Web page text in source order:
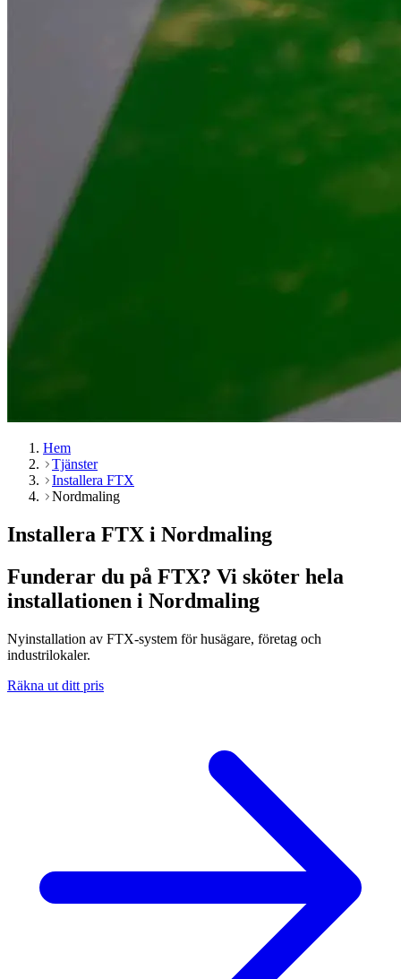
Hem
Tjänster
Installera FTX
Nordmaling
Installera FTX i Nordmaling
Funderar du på FTX? Vi sköter hela
installationen i Nordmaling
Nyinstallation av FTX-system för husägare, företag och
industrilokaler.
Räkna ut ditt pris